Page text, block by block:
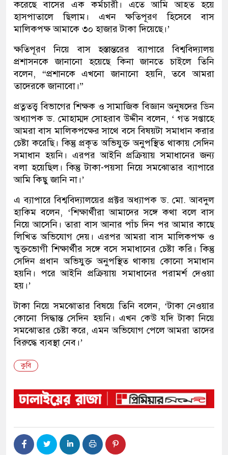
করেছে বাসের এক কর্মচারী। এতে আমি আহত হয়ে
হাসপাতালে ছিলাম। এখন ক্ষতিপূরণ হিসেবে বাস
মালিকপক্ষ আমাকে ৩০ হাজার টাকা দিয়েছে।’
ক্ষতিপূরণ নিয়ে বাস হস্তান্তরের ব্যাপারে বিশ্ববিদ্যালয়
প্রশাসনকে জানানো হয়েছে কিনা জানতে চাইলে তিনি
বলেন, “প্রশানকে এখনো জানানো হয়নি, তবে আমরা
তাদেরকে জানাবো।”
প্রত্নতত্ত্ব বিভাগের শিক্ষক ও সামাজিক বিজ্ঞান অনুষদের ডিন
অধ্যাপক ড. মোহাম্মদ সোহরাব উদ্দীন বলেন, ‘ গত সপ্তাহে
আমরা বাস মালিকপক্ষের সাথে বসে বিষয়টা সমাধান করার
চেষ্টা করেছি। কিন্তু প্রকৃত অভিযুক্ত অনুপস্থিত থাকায় সেদিন
সমাধান হয়নি। এরপর আইনি প্রক্রিয়ায় সমাধানের জন্য
বলা হয়েছিল। কিন্তু টাকা-পয়সা নিয়ে সমঝোতার ব্যাপারে
আমি কিছু জানি না।’
এ ব্যাপারে বিশ্ববিদ্যালয়ের প্রক্টর অধ্যাপক ড. মো. আবদুল
হাকিম বলেন, ‘শিক্ষার্থীরা আমাদের সঙ্গে কথা বলে বাস
নিয়ে আসেনি। তারা বাস আনার পাঁচ দিন পর আমার কাছে
লিখিত অভিযোগ দেয়। এরপর আমরা বাস মালিকপক্ষ ও
ভুক্তভোগী শিক্ষার্থীর সঙ্গে বসে সমাধানের চেষ্টা করি। কিন্তু
সেদিন প্রধান অভিযুক্ত অনুপস্থিত থাকায় কোনো সমাধান
হয়নি। পরে আইনি প্রক্রিয়ায় সমাধানের পরামর্শ দেওয়া
হয়।’
টাকা নিয়ে সমঝোতার বিষয়ে তিনি বলেন, ‘টাকা নেওয়ার
কোনো সিদ্ধান্ত সেদিন হয়নি। এখন কেউ যদি টাকা নিয়ে
সমঝোতার চেষ্টা করে, এমন অভিযোগ পেলে আমরা তাদের
বিরুদ্ধে ব্যবস্থা নেব।’
কুবি